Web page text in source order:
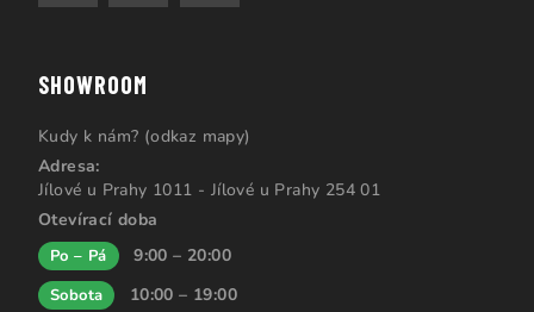
SHOWROOM
Kudy k nám? (odkaz mapy)
Adresa:
Jílové u Prahy 1011 - Jílové u Prahy 254 01
Otevírací doba
Po – Pá 9:00 – 20:00
Sobota 10:00 – 19:00